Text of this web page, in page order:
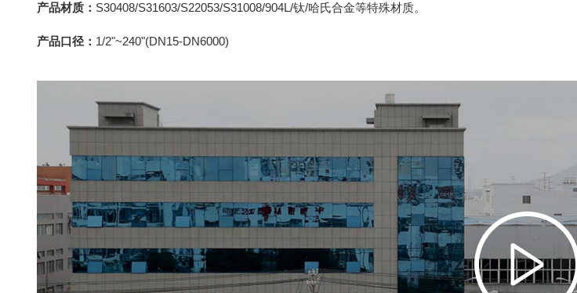
产品材质： S30408/S31603/S22053/S31008/904L/钛/哈氏合金等特殊材质。
产品口径： 1/2"~240"(DN15-DN6000)